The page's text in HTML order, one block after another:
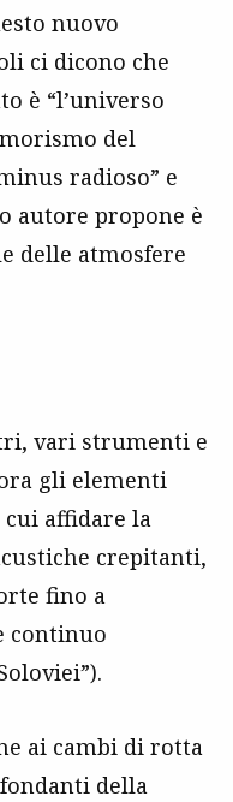
nuovo
ci dicono che
è “l’universo
del
radioso” e
autore propone è
delle atmosfere
vari strumenti e
gli elementi
cui affidare la
crepitanti,
fino a
continuo
ai cambi di rotta
della